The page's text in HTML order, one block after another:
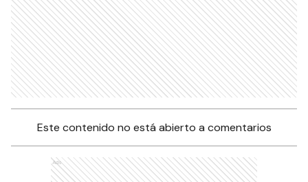
Este contenido no está abierto a comentarios
Ads